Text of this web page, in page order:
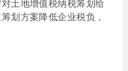
土地增值税纳税筹划给
划方案降低企业税负，